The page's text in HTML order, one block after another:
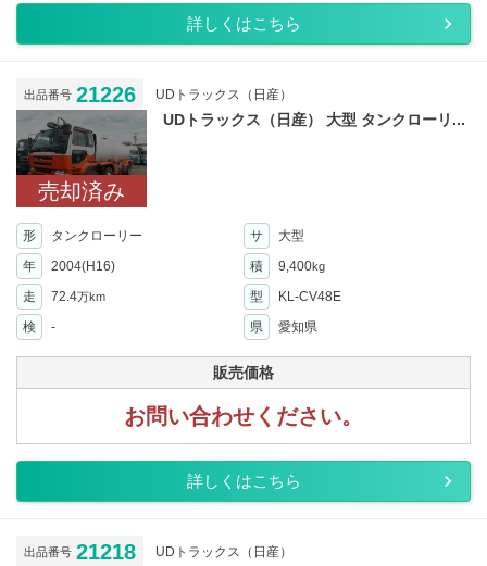
詳しくはこちら
出品番号 21226 UDトラックス（日産）
売却済み
UDトラックス（日産） 大型 タンクローリ...
形 タンクローリー サ
大型
年
2004(H16) 積 9,400kg
走 72.4万km 型
KL-CV48E
検
- 県 愛知県
販売価格
お問い合わせください。
詳しくはこちら
出品番号 21218 UDトラックス（日産）